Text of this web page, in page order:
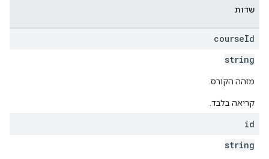
שדות
courseId
string
מזהה הקורס.
קריאה בלבד.
id
string